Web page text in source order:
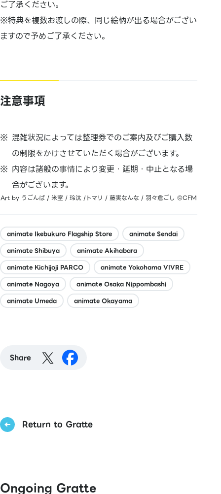
ご了承ください。
※特典を複数お渡しの際、同じ絵柄が出る場合がござい
ますので予めご了承ください。
注意事項
混雑状況によっては整理券でのご案内及びご購入数
の制限をかけさせていただく場合がございます。
内容は諸般の事情により変更・延期・中止となる場
合がございます。
Art by うごんば / 米室 / 玲汰 /トマリ / 藤実なんな / 羽々倉ごし ©CFM
animate Ikebukuro Flagship Store
animate Sendai
animate Shibuya
animate Akihabara
animate Kichijoji PARCO
animate Yokohama VIVRE
animate Nagoya
animate Osaka Nippombashi
animate Umeda
animate Okayama
Share
Return to Gratte
Ongoing Gratte